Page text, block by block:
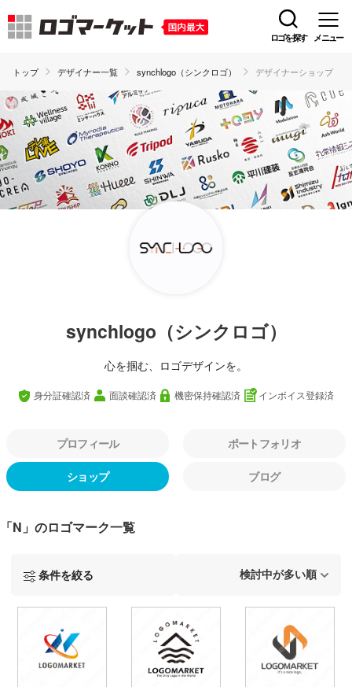
ロゴを探す メニュー
トップ デザイナー一覧 synchlogo（シンクロゴ） デザイナーショップ
synchlogo（シンクロゴ）
心を掴む、ロゴデザインを。
身分証確認済 面談確認済 機密保持確認済 インボイス登録済
プロフィール ポートフォリオ
ショップ ブログ
「N」のロゴマーク一覧
条件を絞る